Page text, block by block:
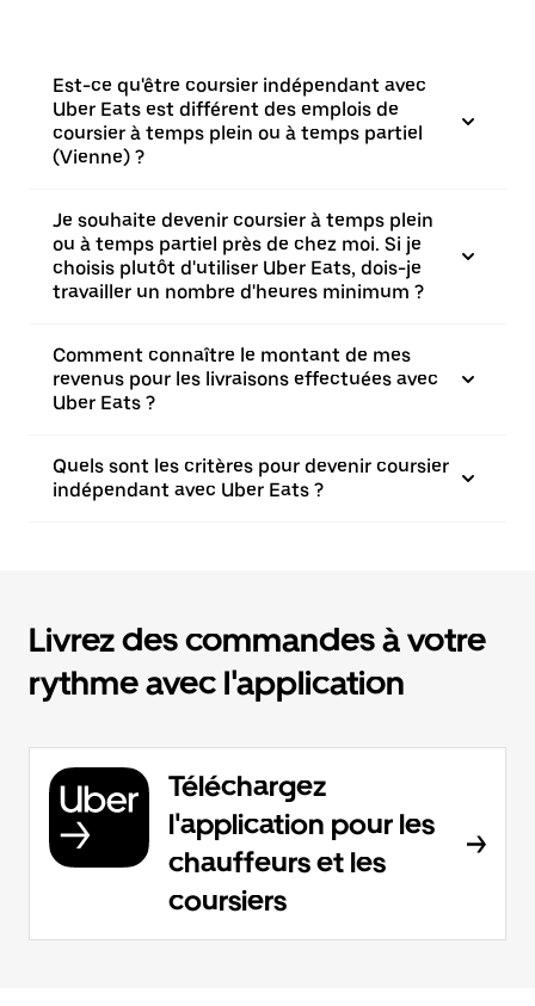
Est-ce qu'être coursier indépendant avec
Uber Eats est différent des emplois de
coursier à temps plein ou à temps partiel
(Vienne) ?
Je souhaite devenir coursier à temps plein
ou à temps partiel près de chez moi. Si je
choisis plutôt d'utiliser Uber Eats, dois-je
travailler un nombre d'heures minimum ?
Comment connaître le montant de mes
revenus pour les livraisons effectuées avec
Uber Eats ?
Quels sont les critères pour devenir coursier
indépendant avec Uber Eats ?
Livrez des commandes à votre
rythme avec l'application
Téléchargez
l'application pour les
chauffeurs et les
coursiers